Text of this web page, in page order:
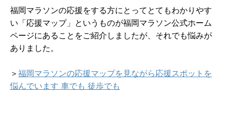
福岡マラソンの応援をする方にとってとてもわかりやす
い「応援マップ」というものが福岡マラソン公式ホーム
ページにあることをご紹介しましたが、それでも悩みが
ありました。
＞ 福岡マラソンの応援マップを見ながら応援スポットを
悩んでいます 車でも 徒歩でも